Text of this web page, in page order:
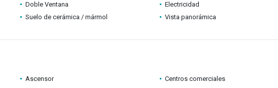
Doble Ventana
Electricidad
Suelo de cerámica / mármol Vista panorámica
Ascensor
Centros comerciales